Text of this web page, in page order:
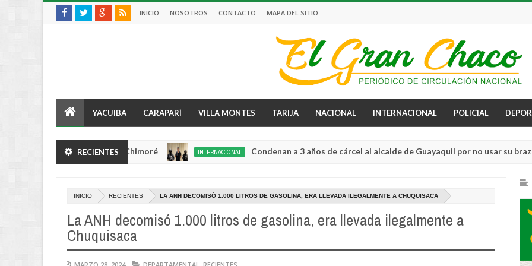
INICIO NOSOTROS CONTACTO MAPA DEL SITIO
YACUIBA CARAPARÍ VILLA MONTES TARIJA NACIONAL INTERNACIONAL POLICIAL
RECIENTES
herido de bala en Chimoré INTERNACIONAL Condenan a 3 años de cárcel al alcalde de Guayaquil por no usar su brazalete
INICIO RECIENTES LA ANH DECOMISÓ 1.000 LITROS DE GASOLINA, ERA LLEVADA ILEGALMENTE A CHUQUISACA
La ANH decomisó 1.000 litros de gasolina, era llevada ilegalmente a
Chuquisaca